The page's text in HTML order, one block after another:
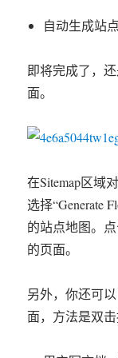
自动生成站
即将完成了，
面。
在Sitemap区域
选择“Generate
的站点地图。
的页面。
另外，你还可
面，方法是双